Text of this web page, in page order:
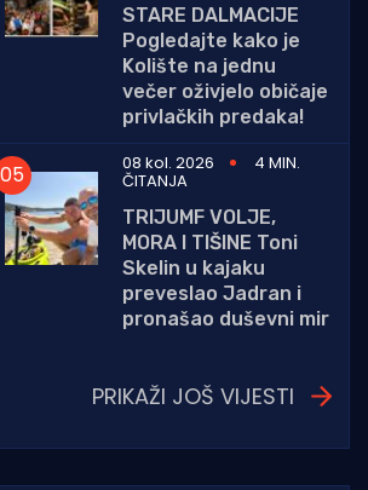
STARE DALMACIJE
Pogledajte kako je
Kolište na jednu
večer oživjelo običaje
privlačkih predaka!
08 kol. 2026
4 MIN.
ČITANJA
TRIJUMF VOLJE,
MORA I TIŠINE Toni
Skelin u kajaku
preveslao Jadran i
pronašao duševni mir
PRIKAŽI JOŠ VIJESTI